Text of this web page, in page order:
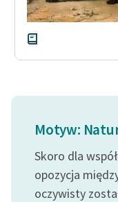
Motyw:
Skoro dla
opozycja
oczywisty